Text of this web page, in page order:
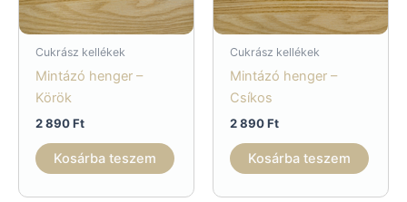
Cukrász kellékek
Mintázó henger –
Körök
2 890Ft
Kosárba teszem
Cukrász kellékek
Mintázó henger –
Csíkos
2 890Ft
Kosárba teszem